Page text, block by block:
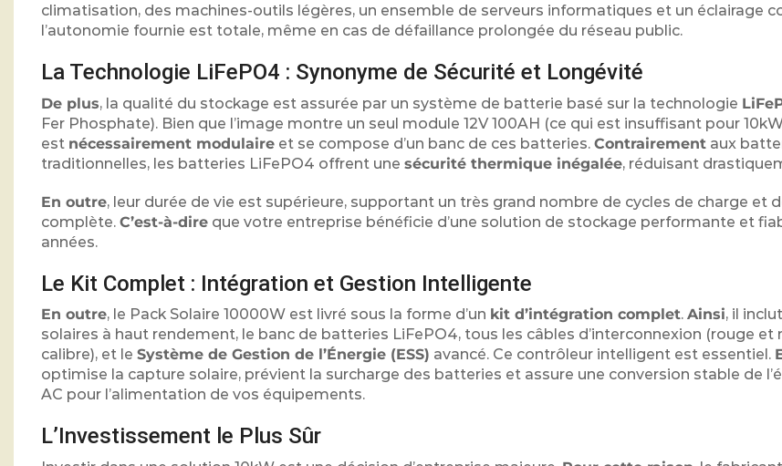
climatisation, des machines-outils légères, un ensemble de serveurs informatiques et un éclairage
l’autonomie fournie est totale, même en cas de défaillance prolongée du réseau public.
La Technologie LiFePO4 : Synonyme de Sécurité et Longévité
De plus, la qualité du stockage est assurée par un système de batterie basé sur la technologie
Fer Phosphate). Bien que l’image montre un seul module 12V 100AH (ce qui est insuffisant pour
est nécessairement modulaire et se compose d’un banc de ces batteries. Contrairement aux
traditionnelles, les batteries LiFePO4 offrent une sécurité thermique inégalée, réduisant
En outre, leur durée de vie est supérieure, supportant un très grand nombre de cycles de charge et
complète. C’est-à-dire que votre entreprise bénéficie d’une solution de stockage performante et
années.
Le Kit Complet : Intégration et Gestion Intelligente
En outre, le Pack Solaire 10000W est livré sous la forme d’un kit d’intégration complet. Ainsi, il
solaires à haut rendement, le banc de batteries LiFePO4, tous les câbles d’interconnexion (rouge et
calibre), et le Système de Gestion de l’Énergie (ESS) avancé. Ce contrôleur intelligent est essentiel.
optimise la capture solaire, prévient la surcharge des batteries et assure une conversion stable de
AC pour l’alimentation de vos équipements.
L’Investissement le Plus Sûr